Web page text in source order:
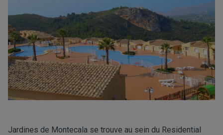
Jardines de Montecala se trouve au sein du Residential